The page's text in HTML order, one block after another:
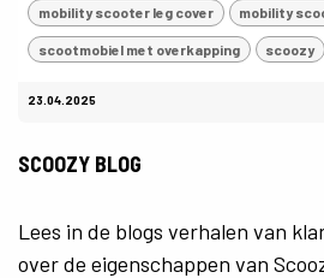
mobility scooter leg cover mobility
scootmobiel met overkapping scoozy
23.04.2025
SCOOZY BLOG
Lees in de blogs verhalen van
over de eigenschappen van